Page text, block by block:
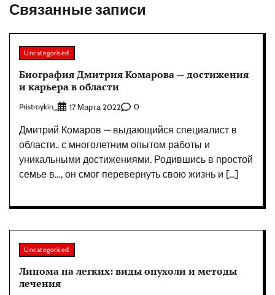
Связанные записи
Uncategorised
Биография Дмитрия Комарова — достижения
и карьера в области
Pristroykin_ 17 Марта 2022 0
Дмитрий Комаров — выдающийся специалист в
области.. с многолетним опытом работы и
уникальными достижениями. Родившись в простой
семье в…, он смог перевернуть свою жизнь и […]
Uncategorised
Липома на легких: виды опухоли и методы
лечения